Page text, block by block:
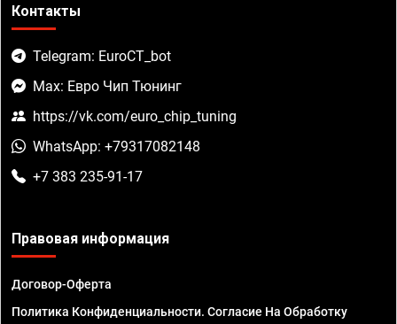
Контакты
Telegram: EuroCT_bot
Max: Евро Чип Тюнинг
https://vk.com/euro_chip_tuning
WhatsApp: +79317082148
+7 383 235-91-17
Правовая информация
Договор-Оферта
Политика Конфиденциальности. Согласие На Обработку